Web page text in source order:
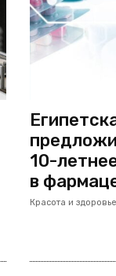
10-
в
Красота и здоровье